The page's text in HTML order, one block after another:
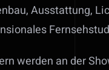
Ausstattung,
werden an der